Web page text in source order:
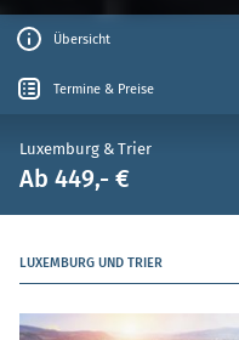
Übersicht
Termine & Preise
Luxemburg & Trier
Ab 449,- €
LUXEMBURG UND TRIER